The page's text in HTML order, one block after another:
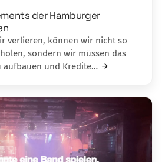
der Hamburger
verlieren, können wir nicht so
sondern wir müssen das
aufbauen und Kredite…